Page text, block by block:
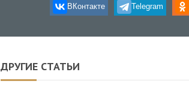
ВКонтакте Telegram
ДРУГИЕ СТАТЬИ